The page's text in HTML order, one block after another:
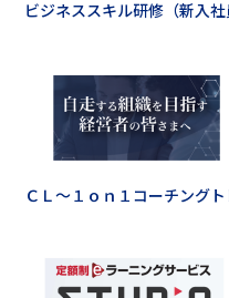
ビジネススキル研修（新入社
ＣＬ～１ｏｎ１コーチング